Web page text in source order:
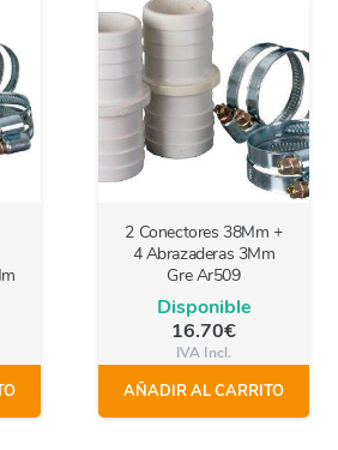
2 Conectores 38Mm +
4 Abrazaderas 3Mm
Gre Ar509
Disponible
16.70€
IVA Incl.
AÑADIR AL CARRITO